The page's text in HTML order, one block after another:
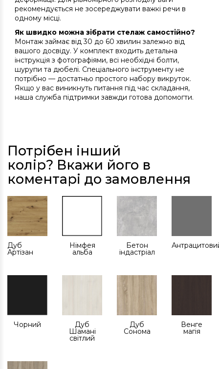
рекомендується не зосереджувати важкі речи в
одному місці.
Як швидко можна зібрати стелаж самостійно?
Монтаж займає від 30 до 60 хвилин залежно від
вашого досвіду. У комплект входить детальна
інструкція з фотографіями, всі необхідні болти,
шурупи та дюбелі. Спеціального інструменту не
потрібно — достатньо простого набору викруток.
Якщо у вас виникнуть питання під час складання,
наша служба підтримки завжди готова допомогти.
Потрібен інший
колір? Вкажи його в
коментарі до замовлення
Дуб
Артізан
Німфея
альба
Бетон
індастріал
Чорний Дуб
Шамані
світлий
Дуб
Сонома
Венге
магія